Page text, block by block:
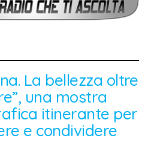
La bellezza oltre
una mostra
itinerante per
e condividere